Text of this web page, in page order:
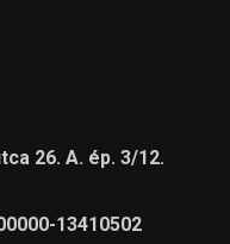
26. A. ép. 3/12.
13410502